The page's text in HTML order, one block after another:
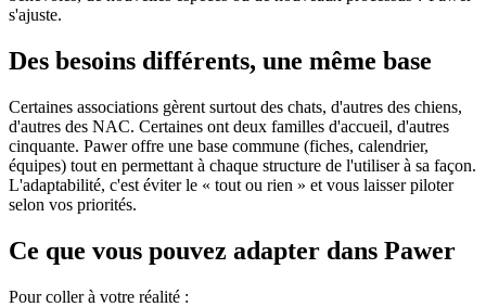
s'ajuste.
Des besoins différents, une même base
Certaines associations gèrent surtout des chats, d'autres des chiens,
d'autres des NAC. Certaines ont deux familles d'accueil, d'autres
cinquante. Pawer offre une base commune (fiches, calendrier,
équipes) tout en permettant à chaque structure de l'utiliser à sa façon.
L'adaptabilité, c'est éviter le « tout ou rien » et vous laisser piloter
selon vos priorités.
Ce que vous pouvez adapter dans Pawer
Pour coller à votre réalité :